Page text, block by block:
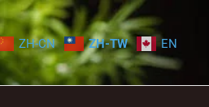
ZH-CN ZH-TW EN